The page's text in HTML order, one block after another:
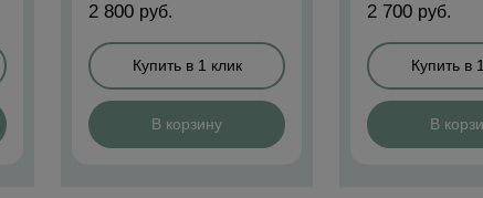
2 800 руб.
Купить в 1 клик
В корзину
2 700 руб.
Купить в
В